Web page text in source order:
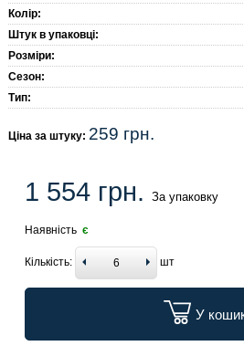
Колір:
Штук в упаковці:
Розміри:
Сезон:
Тип:
Ціна за штуку: 259 грн.
1 554 грн. За упаковку
Наявність є
Кількість: шт
У